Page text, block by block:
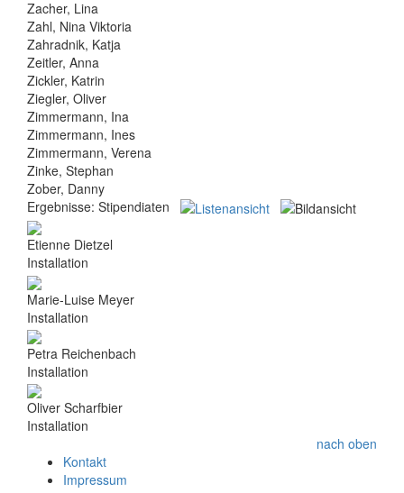
Zacher, Lina
Zahl, Nina Viktoria
Zahradnik, Katja
Zeitler, Anna
Zickler, Katrin
Ziegler, Oliver
Zimmermann, Ina
Zimmermann, Ines
Zimmermann, Verena
Zinke, Stephan
Zober, Danny
Ergebnisse: Stipendiaten
Etienne Dietzel
Installation
Marie-Luise Meyer
Installation
Petra Reichenbach
Installation
Oliver Scharfbier
Installation
nach oben
Kontakt
Impressum